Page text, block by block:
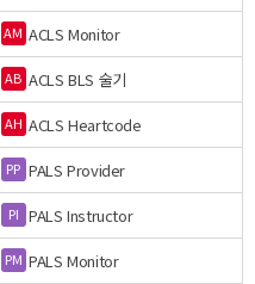
AM ACLS Monitor
AB ACLS BLS 술기
AH ACLS Heartcode
PP PALS Provider
PI PALS Instructor
PM PALS Monitor